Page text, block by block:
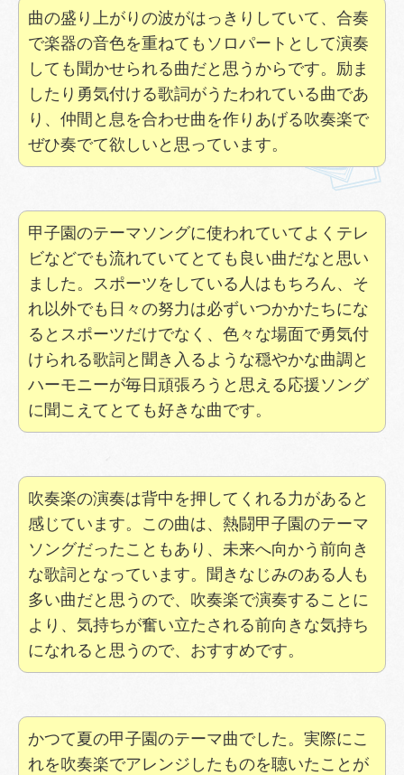
曲の盛り上がりの波がはっきりしていて、合奏
で楽器の音色を重ねてもソロパートとして演奏
しても聞かせられる曲だと思うからです。励ま
したり勇気付ける歌詞がうたわれている曲であ
り、仲間と息を合わせ曲を作りあげる吹奏楽で
ぜひ奏でて欲しいと思っています。
甲子園のテーマソングに使われていてよくテレ
ビなどでも流れていてとても良い曲だなと思い
ました。スポーツをしている人はもちろん、そ
れ以外でも日々の努力は必ずいつかかたちにな
るとスポーツだけでなく、色々な場面で勇気付
けられる歌詞と聞き入るような穏やかな曲調と
ハーモニーが毎日頑張ろうと思える応援ソング
に聞こえてとても好きな曲です。
吹奏楽の演奏は背中を押してくれる力があると
感じています。この曲は、熱闘甲子園のテーマ
ソングだったこともあり、未来へ向かう前向き
な歌詞となっています。聞きなじみのある人も
多い曲だと思うので、吹奏楽で演奏することに
より、気持ちが奮い立たされる前向きな気持ち
になれると思うので、おすすめです。
かつて夏の甲子園のテーマ曲でした。実際にこ
れを吹奏楽でアレンジしたものを聴いたことが